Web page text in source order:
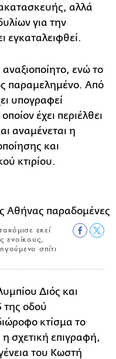
αλλά
για την
εγκαταλειφθεί.
ενώ το
παραμελημένο. Από
υπογραφεί
έχει περιέλθει
αναμένεται η
και
κτιρίου.
εκεί
ενοίκους,
σπίτι
Διός και
της οδού
κτίσμα το
σχετική επιγραφή,
του Κωστή